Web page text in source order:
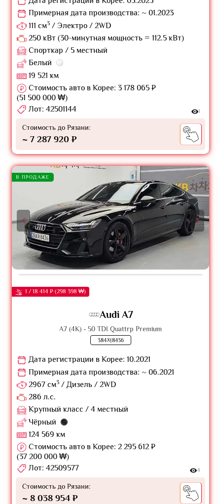
Примерная дата производства: ~ 01.2023
111 см3 / Электро / 2WD
250 кВт (30-минутная мощность = 112.5 кВт)
Спорткар / 5 местный
Белый
19 521 км
Стоимость авто в Корее: 3 178 065 ₽
(51 500 000 ₩)
Лот: 42501144
1
Стоимость до Рязани:
~ 7 287 920 ₽
В ПРОДАЖЕ
1 / 18 414 ₽ (298 398 ₩)
Audi A7
A7 (4K) - 50 TDI Quattrp Premium
384저8436
Дата регистрации в Корее: 10.2021
Примерная дата производства: ~ 06.2021
2967 см3 / Дизель / 2WD
286 л.с.
Крупный класс / 4 местный
Чёрный
124 569 км
Стоимость авто в Корее: 2 295 612 ₽
(37 200 000 ₩)
Лот: 42509577
4
Стоимость до Рязани:
~ 8 038 954 ₽